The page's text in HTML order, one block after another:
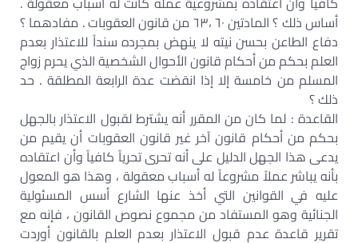
أساس ذلك ؟ المادتين ٦٠ ،٦٣ من قانون العقوبات . مفادهما ؟
دفاع الطاعن بحسن نيته لا ينهض بمجرده سنداً للاعتذار بعدم
العلم بحكم من أحكام قانون الأحوال الشخصية الذي يحرم زواج
المسلم من خامسة إلا إذا انقضت عدة الرابعة المطلقة . حد
ذلك ؟
القاعدة : لما كان من المقرر أنه يشترط لقبول الاعتذار بالجهل
بحكم من أحكام قانون آخر غير قانون العقوبات أن يقيم من
يدعى هذا الجهل الدليل على أنه تحرى تحرياً كافياً وأن اعتقاده
بأنه يباشر عملاً مشروعاً له أسباب معقولة ، وهذا هو المعول
عليه في القوانين التي أخذ عنها الشارع أسس المسئولية
الجنائية وهو المستفاد من مجموع نصوص القانون ، فإنه مع
تقرير قاعدة عدم قبول الاعتذار بعدم العلم بالقانون أوردت